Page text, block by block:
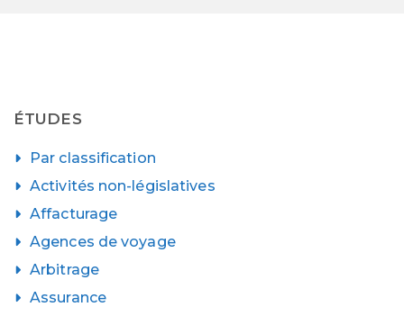
ÉTUDES
Par classification
Activités non-législatives
Affacturage
Agences de voyage
Arbitrage
Assurance